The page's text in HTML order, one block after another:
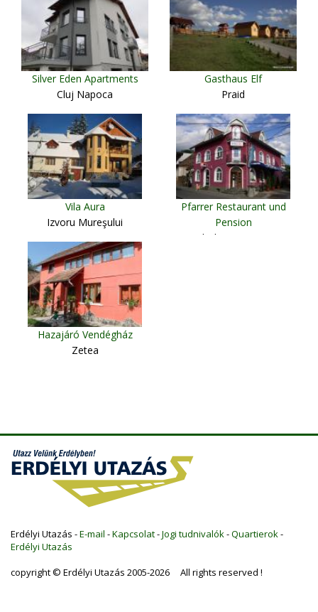
Silver Eden Apartments
Cluj Napoca
Gasthaus Elf
Praid
Vila Aura
Izvoru Mureşului
Pfarrer Restaurant und
Pension
Odorheiu Secuiesc
Hazajáró Vendégház
Zetea
Erdélyi Utazás -E-mail -Kapcsolat-Jogi tudnivalók-Quartierok-
Erdélyi Utazás
copyright © Erdélyi Utazás 2005-2026 All rights reserved !